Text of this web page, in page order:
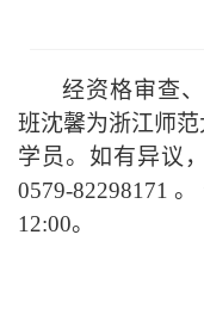
经资格审查
班沈馨为浙江师
学员。如有异议
0579-
12:00。